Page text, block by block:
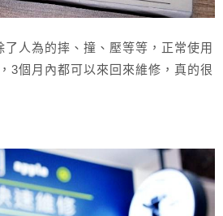
了人為的摔、撞、壓等等，正常使用
3個月內都可以來回來維修，真的很